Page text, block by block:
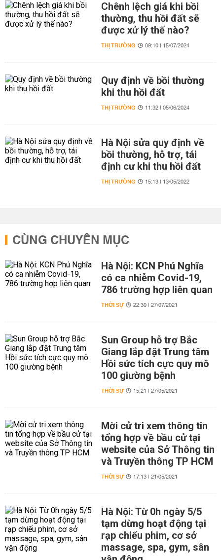
Chênh lệch giá khi bồi
thường, thu hồi đất sẽ
được xử lý thế nào?
THỊ TRƯỜNG 09:10 | 15/07/2024
Quy định về bồi thường
khi thu hồi đất
THỊ TRƯỜNG 11:32 | 05/06/2024
Hà Nội sửa quy định về
bồi thường, hỗ trợ, tái
định cư khi thu hồi đất
THỊ TRƯỜNG 15:13 | 13/05/2022
CÙNG CHUYÊN MỤC
Hà Nội: KCN Phú Nghĩa
có ca nhiễm Covid-19,
786 trường hợp liên quan
THỜI SỰ 22:30 | 27/07/2021
Sun Group hỗ trợ Bắc
Giang lắp đặt Trung tâm
Hồi sức tích cực quy mô
100 giường bệnh
THỜI SỰ 15:21 | 27/05/2021
Mời cử tri xem thông tin
tổng hợp về bầu cử tại
website của Sở Thông tin
và Truyền thông TP HCM
THỜI SỰ 17:13 | 21/05/2021
Hà Nội: Từ 0h ngày 5/5
tạm dừng hoạt động tại
rạp chiếu phim, cơ sở
massage, spa, gym, sân